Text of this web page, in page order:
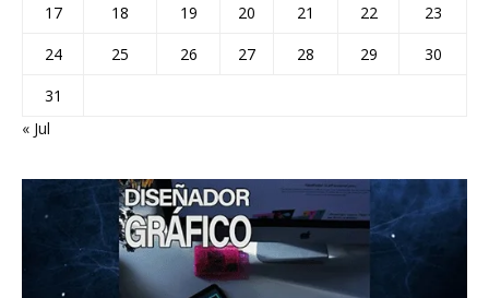
17
18 19 20 21 22
23
24
25 26 27 28 29
30
31
« Jul